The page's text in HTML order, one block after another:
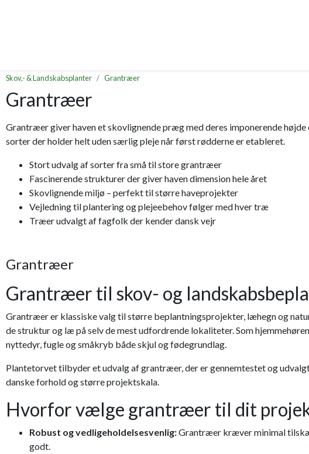
Skov,- & Landskabsplanter Grantræer
Grantræer
Grantræer giver haven et skovlignende præg med deres imponerende
sorter der holder helt uden særlig pleje når først rødderne er etableret.
Stort udvalg af sorter fra små til store grantræer
Fascinerende strukturer der giver haven dimension hele året
Skovlignende miljø – perfekt til større haveprojekter
Vejledning til plantering og plejeebehov følger med hver træ
Træer udvalgt af fagfolk der kender dansk vejr
Grantræer
Grantræer til skov- og
Grantræer er klassiske valg til større beplantningsprojekter, læhegn og
de struktur og læ på selv de mest udfordrende lokaliteter. Som
nyttedyr, fugle og småkryb både skjul og fødegrundlag.
Plantetorvet tilbyder et udvalg af grantræer, der er gennemtestet og
danske forhold og større projektskala.
Hvorfor vælge grantræer til dit
Robust og vedligeholdelsesvenlig:Grantræer kræver minimal
godt.